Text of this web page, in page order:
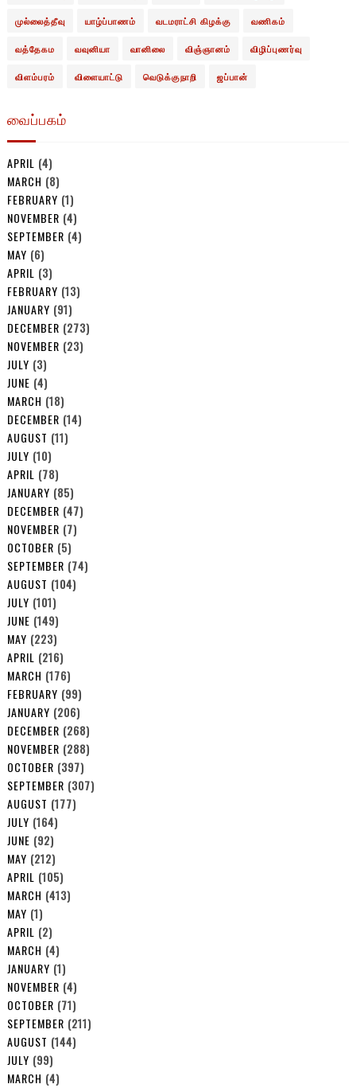
முல்லைத்தீவு யாழ்ப்பாணம் வடமராட்சி கிழக்கு வணிகம்
வத்தேகம வவுனியா வானிலை விஞ்ஞானம் விழிப்புணர்வு
விளம்பரம் விளையாட்டு வெடுக்குநாறி ஜப்பான்
வைப்பகம்
APRIL (4)
MARCH (8)
FEBRUARY (1)
NOVEMBER (4)
SEPTEMBER (4)
MAY (6)
APRIL (3)
FEBRUARY (13)
JANUARY (91)
DECEMBER (273)
NOVEMBER (23)
JULY (3)
JUNE (4)
MARCH (18)
DECEMBER (14)
AUGUST (11)
JULY (10)
APRIL (78)
JANUARY (85)
DECEMBER (47)
NOVEMBER (7)
OCTOBER (5)
SEPTEMBER (74)
AUGUST (104)
JULY (101)
JUNE (149)
MAY (223)
APRIL (216)
MARCH (176)
FEBRUARY (99)
JANUARY (206)
DECEMBER (268)
NOVEMBER (288)
OCTOBER (397)
SEPTEMBER (307)
AUGUST (177)
JULY (164)
JUNE (92)
MAY (212)
APRIL (105)
MARCH (413)
MAY (1)
APRIL (2)
MARCH (4)
JANUARY (1)
NOVEMBER (4)
OCTOBER (71)
SEPTEMBER (211)
AUGUST (144)
JULY (99)
MARCH (4)